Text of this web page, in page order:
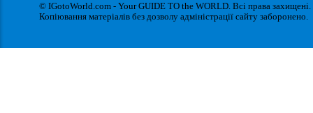
© IGotoWorld.com - Your GUIDE TO the WORLD. Всі права захищені.
Копіювання матеріалів без дозволу адміністрації сайту заборонено.